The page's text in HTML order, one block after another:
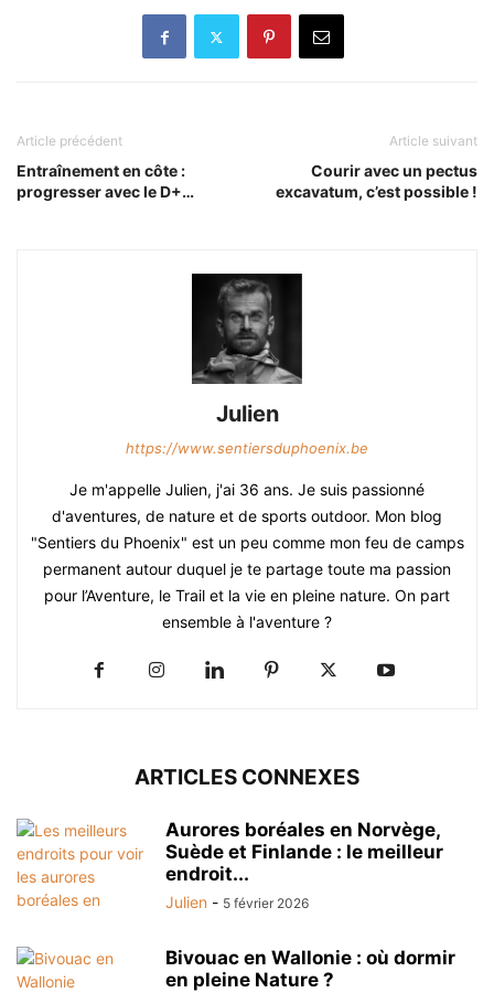
Article précédent
Entraînement en côte :
progresser avec le D+…
Article suivant
Courir avec un pectus
excavatum, c’est possible !
Julien
https://www.sentiersduphoenix.be
Je m'appelle Julien, j'ai 36 ans. Je suis passionné
d'aventures, de nature et de sports outdoor. Mon blog
"Sentiers du Phoenix" est un peu comme mon feu de camps
permanent autour duquel je te partage toute ma passion
pour l’Aventure, le Trail et la vie en pleine nature. On part
ensemble à l'aventure ?
ARTICLES CONNEXES
Aurores boréales en Norvège,
Suède et Finlande : le meilleur
endroit...
Julien - 5 février 2026
Bivouac en Wallonie : où dormir
en pleine Nature ?